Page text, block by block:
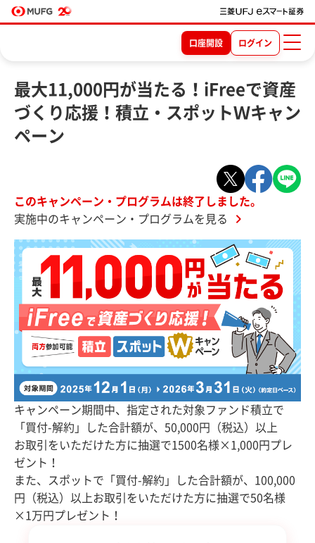
口座開設 ログイン
最大11,000円が当たる！iFreeで資産
づくり応援！積立・スポットＷキャン
ペーン
このキャンペーン・プログラムは終了しました。
実施中のキャンペーン・プログラムを見る
キャンペーン期間中、指定された対象ファンド積立で
「買付-解約」した合計額が、50,000円（税込）以上
お取引をいただけた方に抽選で1500名様×1,000円プレ
ゼント！
また、スポットで「買付-解約」した合計額が、100,000
円（税込）以上お取引をいただけた方に抽選で50名様
×1万円プレゼント！